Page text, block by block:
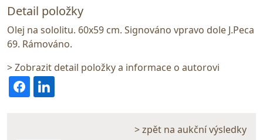
Detail položky
Olej na sololitu. 60x59 cm. Signováno vpravo dole J.Peca
69. Rámováno.
> Zobrazit detail položky a informace o autorovi
> zpět na aukční výsledky